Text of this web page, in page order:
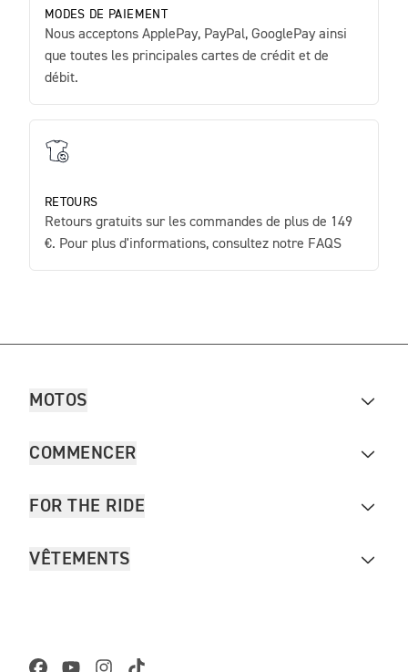
MODES DE PAIEMENT
Nous acceptons ApplePay, PayPal, GooglePay ainsi
que toutes les principales cartes de crédit et de
débit.
RETOURS
Retours gratuits sur les commandes de plus de 149
€. Pour plus d'informations, consultez notre FAQS
MOTOS
COMMENCER
FOR THE RIDE
VÊTEMENTS